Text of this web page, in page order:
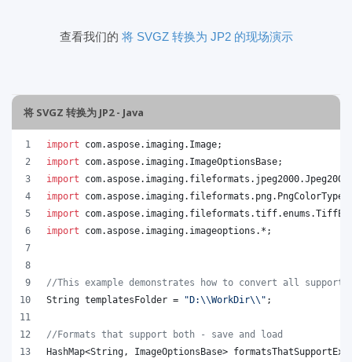
查看我们的 将 SVGZ 转换为 JP2 的现场演示
将 SVGZ 转换为 JP2 - Java
import com.aspose. imaging. Image;
import
com.aspose. imaging. ImageOptionsBase;
import
com.aspose. imaging. fileformats . jpeg2000.
import
com.aspose. imaging. fileformats . png. PngColorType
import
com.aspose. imaging. fileformats .tiff.enums .
import
com.aspose. imaging. imageoptions .*;
//This example demonstrates how to convert all
String templatesFolder = "D:\\WorkDir\\ " ;
//Formats that support both - save and load
HashMap<String , ImageOptionsBase>